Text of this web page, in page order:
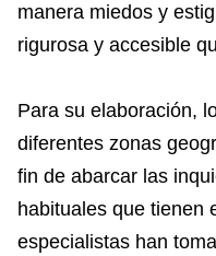
manera miedos y
rigurosa y accesible
Para su elaboración,
diferentes zonas
fin de abarcar las
habituales que tienen
especialistas han